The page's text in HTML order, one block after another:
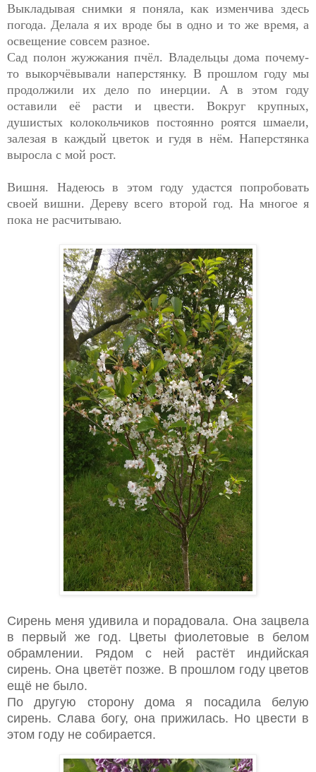
Выкладывая снимки я поняла, как изменчива здесь
погода. Делала я их вроде бы в одно и то же время, а
освещение совсем разное.
Сад полон жужжания пчёл. Владельцы дома почему-
то выкорчёвывали наперстянку. В прошлом году мы
продолжили их дело по инерции. А в этом году
оставили её расти и цвести. Вокруг крупных,
душистых колокольчиков постоянно роятся шмаели,
залезая в каждый цветок и гудя в нём. Наперстянка
выросла с мой рост.
Вишня. Надеюсь в этом году удастся попробовать
своей вишни. Дереву всего второй год. На многое я
пока не расчитываю.
Сирень меня удивила и порадовала. Она зацвела
в первый же год. Цветы фиолетовые в белом
обрамлении. Рядом с ней растёт индийская
сирень. Она цветёт позже. В прошлом году цветов
ещё не было.
По другую сторону дома я посадила белую
сирень. Слава богу, она прижилась. Но цвести в
этом году не собирается.